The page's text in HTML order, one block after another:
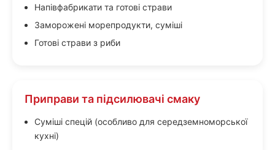
Напівфабрикати та готові страви
Заморожені морепродукти, суміші
Готові страви з риби
Приправи та підсилювачі смаку
Суміші спецій (особливо для середземноморської
кухні)